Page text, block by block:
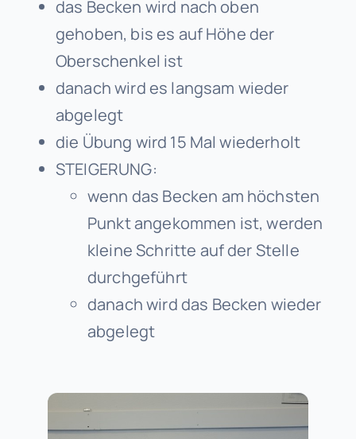
das Becken wird nach oben
gehoben, bis es auf Höhe der
Oberschenkel ist
danach wird es langsam wieder
abgelegt
die Übung wird 15 Mal wiederholt
STEIGERUNG:
wenn das Becken am höchsten
Punkt angekommen ist, werden
kleine Schritte auf der Stelle
durchgeführt
danach wird das Becken wieder
abgelegt